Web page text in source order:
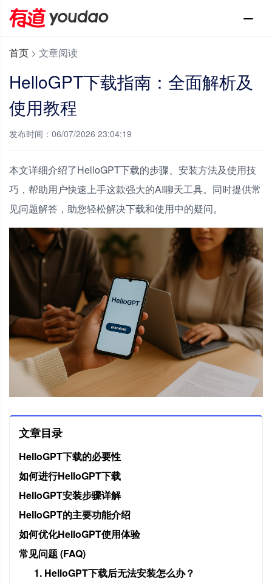
首页 > 文章阅读
HelloGPT下载指南：全面解析及
使用教程
发布时间：06/07/2026 23:04:19
本文详细介绍了HelloGPT下载的步骤、安装方法及使用技
巧，帮助用户快速上手这款强大的AI聊天工具。同时提供常
见问题解答，助您轻松解决下载和使用中的疑问。
文章目录
HelloGPT下载的必要性
如何进行HelloGPT下载
HelloGPT安装步骤详解
HelloGPT的主要功能介绍
如何优化HelloGPT使用体验
常见问题 (FAQ)
1. HelloGPT下载后无法安装怎么办？